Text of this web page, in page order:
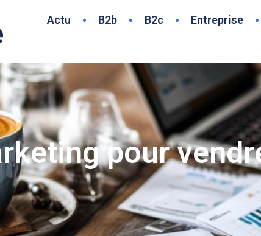
Actu B2b B2c Entreprise
pour